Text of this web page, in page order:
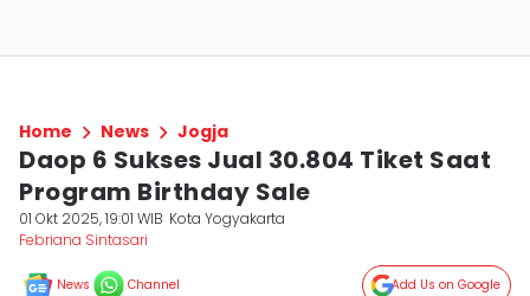
Home News Jogja
Daop 6 Sukses Jual 30.804 Tiket Saat
Program Birthday Sale
01 Okt 2025, 19:01 WIB Kota Yogyakarta
Febriana Sintasari
News Channel Add Us on Google